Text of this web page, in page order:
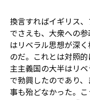
換言すればイギリス
でさえも、大衆への
はリベラル思想が深
のだ。これとは対照
主主義国の大半はリ
で勃興したのであり
事も殆どなかった。